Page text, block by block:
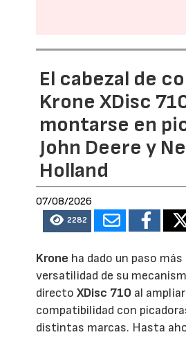
El cabezal de
Krone XDisc
montarse en
John Deere y
Holland
07/08/2026
2282
Krone ha dado un paso más
versatilidad de su
directoXDisc 710 al
compatibilidad con
distintas marcas. Hasta